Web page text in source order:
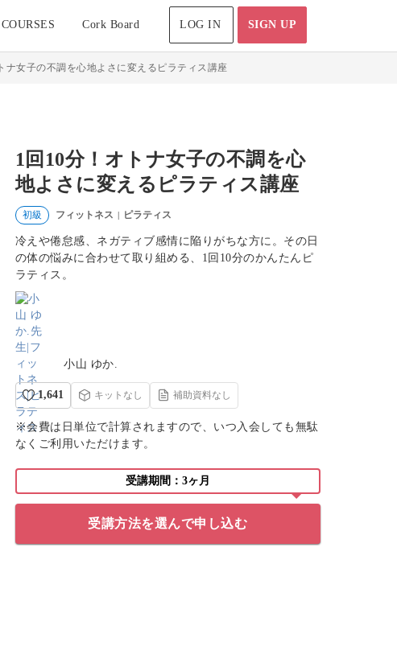
COURSES Cork Board LOG IN SIGN UP
ナ女子の不調を心地よさに変えるピラティス講座
1回10分！オトナ女子の不調を心
地よさに変えるピラティス講座
初級 フィットネス | ピラティス
冷えや倦怠感、ネガティブ感情に陥りがちな方に。その日
の体の悩みに合わせて取り組める、1回10分のかんたんピ
ラティス。
小山 ゆか.
1,641 キットなし 補助資料なし
※会費は日単位で計算されますので、いつ入会しても無駄
なくご利用いただけます。
受講期間：3ヶ月
受講方法を選んで申し込む